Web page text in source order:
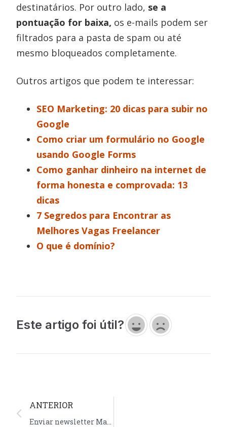
destinatários. Por outro lado, se a
pontuação for baixa, os e-mails podem ser
filtrados para a pasta de spam ou até
mesmo bloqueados completamente.
Outros artigos que podem te interessar:
SEO Marketing: 20 dicas para subir no
Google
Como criar um formulário no Google
usando Google Forms
Como ganhar dinheiro na internet de
forma honesta e comprovada: 13
dicas
7 Segredos para Encontrar as
Melhores Vagas Freelancer
O que é domínio?
Este artigo foi útil?
ANTERIOR
Enviar newsletter Mautic: enviando e-mails em massa